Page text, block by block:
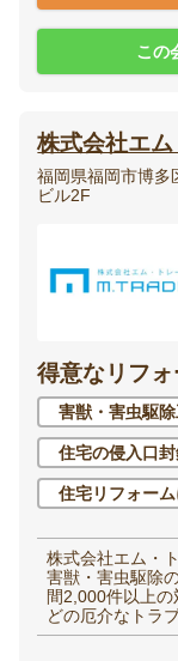
この
株式会社エ
福岡県福岡市博多
ビル2F
得意なリフォ
害獣・害虫駆
住宅の侵入口
住宅リフォー
株式会社エム・
害獣・害虫駆除
間2,000件以上
どの厄介なトラ